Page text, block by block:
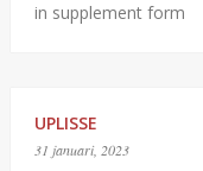
in supplement form
UPLISSE
31 januari, 2023